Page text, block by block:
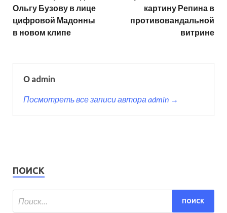
Ольгу Бузову в лице
цифровой Мадонны
в новом клипе
картину Репина в
противовандальной
витрине
О admin
Посмотреть все записи автора admin →
ПОИСК